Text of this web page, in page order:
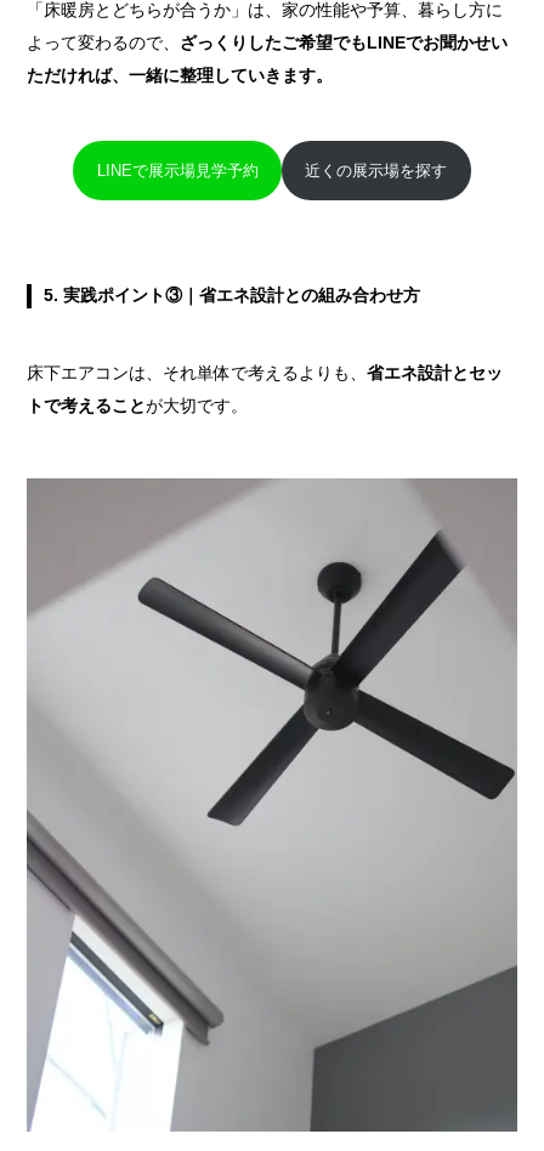
「床暖房とどちらが合うか」は、家の性能や予算、暮らし方に
よって変わるので、 ざっくりしたご希望でもLINEでお聞かせい
ただければ、一緒に整理していきます。
LINEで展示場見学予約 近くの展示場を探す
5.実践ポイント③｜省エネ設計との組み合わせ方
床下エアコンは、それ単体で考えるよりも、省エネ設計とセッ
トで考えることが大切です。